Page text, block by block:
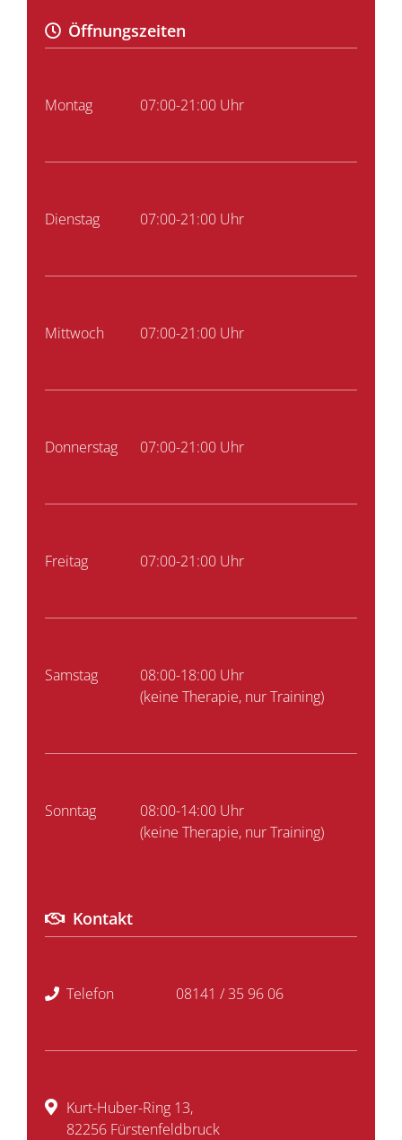
Öffnungszeiten
Montag 07:00-21:00 Uhr
Dienstag 07:00-21:00 Uhr
Mittwoch 07:00-21:00 Uhr
Donnerstag 07:00-21:00 Uhr
Freitag 07:00-21:00 Uhr
Samstag
08:00-18:00 Uhr
(keine Therapie, nur Training)
Sonntag
08:00-14:00 Uhr
(keine Therapie, nur Training)
Kontakt
Telefon 08141 / 35 96 06
Kurt-Huber-Ring 13,
82256 Fürstenfeldbruck